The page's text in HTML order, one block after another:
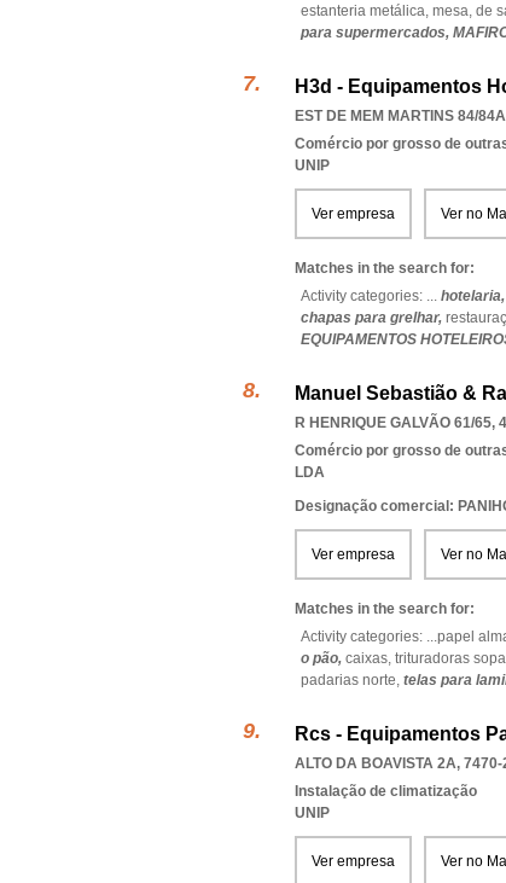
estanteria metálica, mesa, de
para supermercados,
H3d - Equipamentos
EST DE MEM MARTINS 84/
Comércio por grosso de
UNIP
Ver empresa Ver no
Matches in the search for:
Activity categories: ... hotelaria,
chapas para grelhar,
EQUIPAMENTOS
Manuel Sebastião &
R HENRIQUE GALVÃO 61/65,
Comércio por grosso de
LDA
Designação comercial:
Ver empresa Ver no
Matches in the search for:
Activity categories: ...papel
o pão, caixas, trituradoras
padarias norte, telas para
Rcs - Equipamentos
ALTO DA BOAVISTA 2A, 7470-
Instalação de climatização
UNIP
Ver empresa Ver no